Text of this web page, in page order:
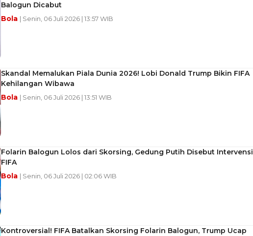
Balogun Dicabut
Bola | Senin, 06 Juli 2026 | 13:57 WIB
Skandal Memalukan Piala Dunia 2026! Lobi Donald Trump Bikin FIFA
Kehilangan Wibawa
Bola | Senin, 06 Juli 2026 | 13:51 WIB
Folarin Balogun Lolos dari Skorsing, Gedung Putih Disebut Intervensi
FIFA
Bola | Senin, 06 Juli 2026 | 02:06 WIB
Kontroversial! FIFA Batalkan Skorsing Folarin Balogun, Trump Ucap